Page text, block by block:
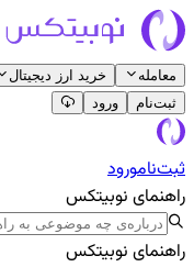
معامله خرید ارز دیجیتال
ثبت‌نام
ورود
ثبت‌نامورود
راهنمای نوبیتکس
راهنمای نوبیتکس